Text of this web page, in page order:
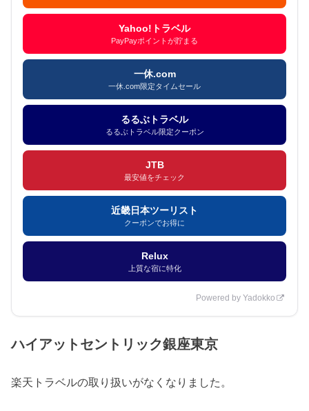
Yahoo!トラベル
PayPayポイントが貯まる
一休.com
一休.com限定タイムセール
るるぶトラベル
るるぶトラベル限定クーポン
JTB
最安値をチェック
近畿日本ツーリスト
クーポンでお得に
Relux
上質な宿に特化
Powered by Yadokko
ハイアットセントリック銀座東京
楽天トラベルの取り扱いがなくなりました。